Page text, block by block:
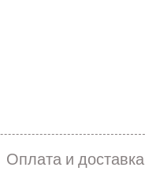
Оплата и доставка